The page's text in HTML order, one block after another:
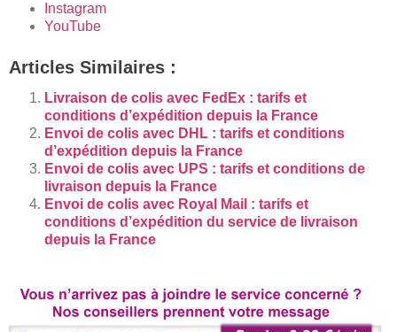
Instagram
YouTube
Articles Similaires :
Livraison de colis avec FedEx : tarifs et
conditions d’expédition depuis la France
Envoi de colis avec DHL : tarifs et conditions
d’expédition depuis la France
Envoi de colis avec UPS : tarifs et conditions de
livraison depuis la France
Envoi de colis avec Royal Mail : tarifs et
conditions d’expédition du service de livraison
depuis la France